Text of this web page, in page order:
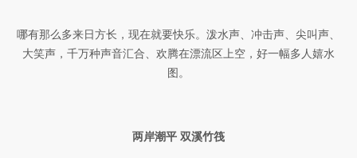
哪有那么多来日方长，现在就要快乐。泼水声、冲击声、尖叫声、
大笑声，千万种声音汇合、欢腾在漂流区上空，好一幅多人嬉水
图。
两岸潮平 双溪竹筏